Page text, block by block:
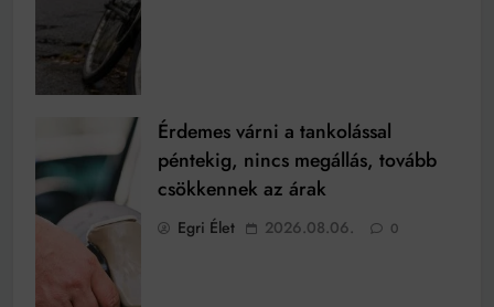
Érdemes várni a tankolással
péntekig, nincs megállás, tovább
csökkennek az árak
Egri Élet 2026.08.06. 0